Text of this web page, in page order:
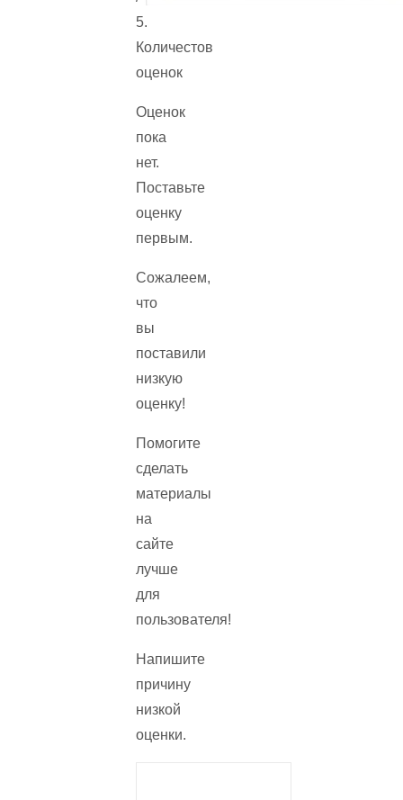
5.
Количестов
оценок
Оценок
пока
нет.
Поставьте
оценку
первым.
Сожалеем,
что
вы
поставили
низкую
оценку!
Помогите
сделать
материалы
на
сайте
лучше
для
пользователя!
Напишите
причину
низкой
оценки.